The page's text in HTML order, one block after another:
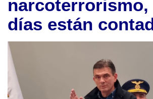
narcoterrorismo,
días están